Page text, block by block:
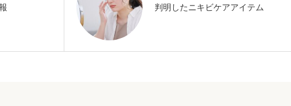
判明したニキビケアアイテム